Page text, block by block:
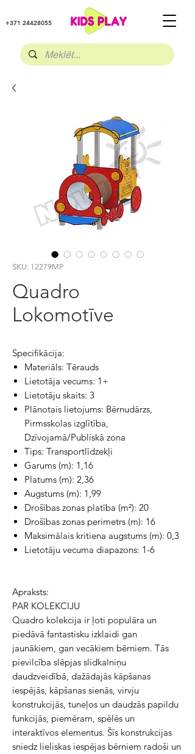
+371 24428055
SKU: 12279MP
Quadro
Lokomotīve
Specifikācija:
Materiāls: Tērauds
Lietotāja vecums: 1+
Lietotāju skaits: 3
Plānotais lietojums: Bērnudārzs,
Pirmsskolas izglītība,
Dzīvojamā/Publiskā zona
Tips: Transportlīdzekļi
Garums (m): 1,16
Platums (m): 2,36
Augstums (m): 1,99
Drošības zonas platība (m²): 20
Drošības zonas perimetrs (m): 16
Maksimālais kritiena augstums (m): 0,3
Lietotāju vecuma diapazons: 1-6
Apraksts:
PAR KOLEKCIJU
Quadro kolekcija ir ļoti populāra un
piedāvā fantastisku izklaidi gan
jaunākiem, gan vecākiem bērniem. Tās
pievilcība slēpjas slidkalniņu
daudzveidībā, dažādajās kāpšanas
iespējās, kāpšanas sienās, virvju
konstrukcijās, tuneļos un daudzās papildu
funkcijās, piemēram, spēlēs un
interaktīvos elementus. Šīs konstrukcijas
sniedz lieliskas iespējas bērniem radoši un